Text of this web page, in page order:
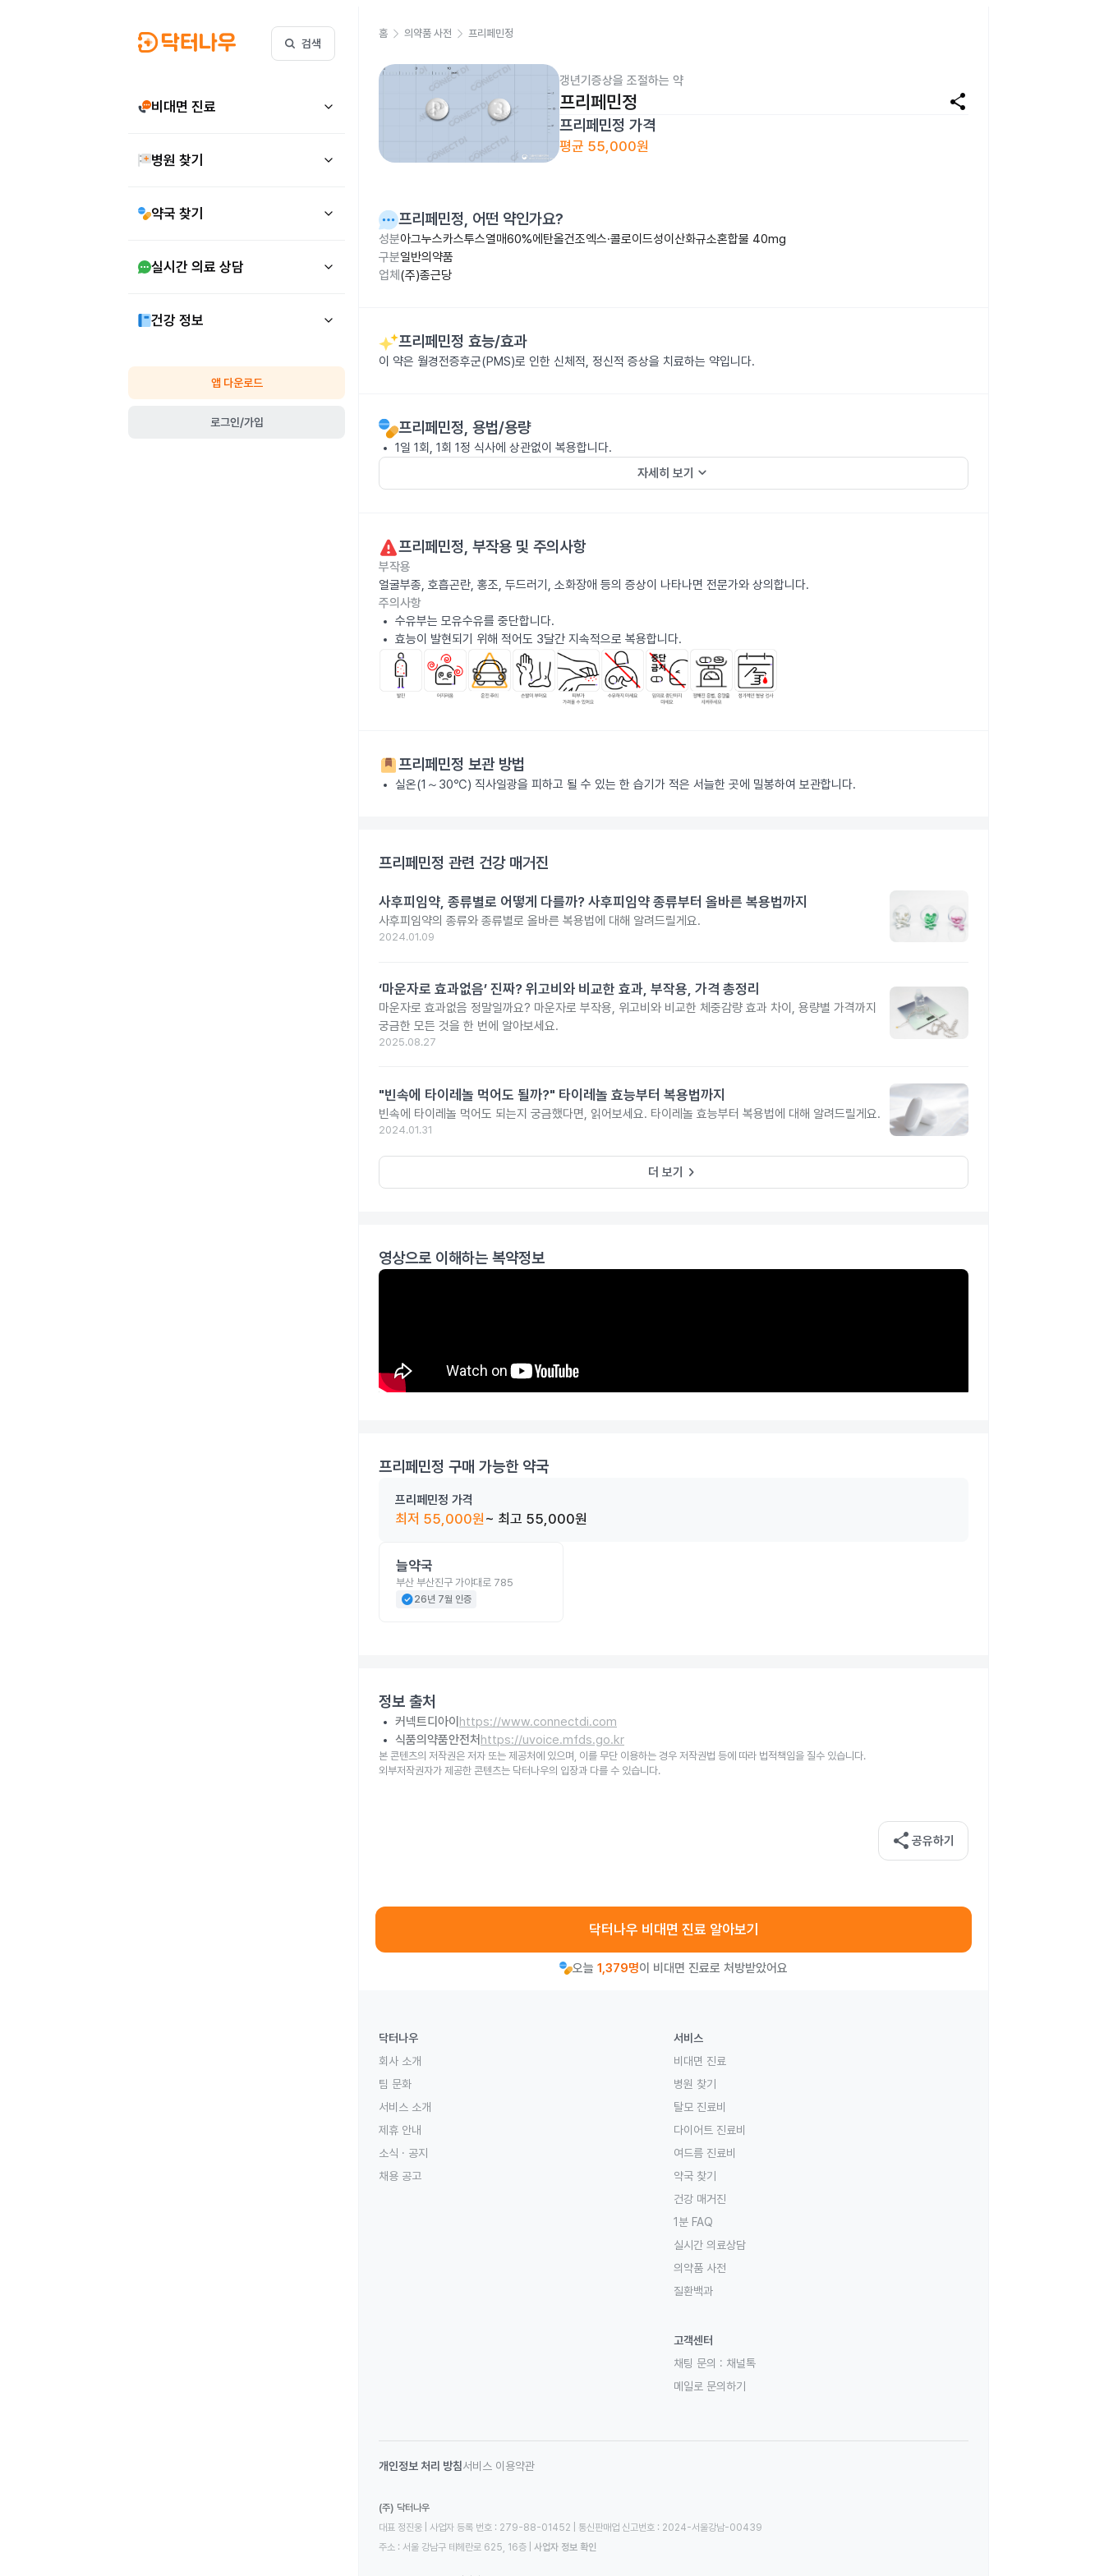
검색
비대면 진료
병원 찾기
약국 찾기
실시간 의료 상담
건강 정보
앱 다운로드
로그인/가입
홈 의약품 사전 프리페민정
갱년기증상을 조절하는 약
프리페민정 share
프리페민정 가격
평균 55,000원
프리페민정, 어떤 약인가요?
성분아그누스카스투스열매60%에탄올건조엑스·콜로이드성이산화규소혼합물 40mg
구분일반의약품
업체 (주)종근당
프리페민정 효능/효과
이 약은 월경전증후군(PMS)로 인한 신체적, 정신적 증상을 치료하는 약입니다.
프리페민정, 용법/용량
1일 1회, 1회 1정 식사에 상관없이 복용합니다.
자세히 보기 keyboard_arrow_down
프리페민정, 부작용 및 주의사항
부작용
얼굴부종, 호흡곤란, 홍조, 두드러기, 소화장애 등의 증상이 나타나면 전문가와 상의합니다.
주의사항
수유부는 모유수유를 중단합니다.
효능이 발현되기 위해 적어도 3달간 지속적으로 복용합니다.
프리페민정 보관 방법
실온(1～30℃) 직사일광을 피하고 될 수 있는 한 습기가 적은 서늘한 곳에 밀봉하여 보관합니다.
프리페민정 관련 건강 매거진
사후피임약, 종류별로 어떻게 다를까? 사후피임약 종류부터 올바른 복용법까지
사후피임약의 종류와 종류별로 올바른 복용법에 대해 알려드릴게요.
2024.01.09
‘마운자로 효과없음’ 진짜? 위고비와 비교한 효과, 부작용, 가격 총정리
마운자로 효과없음 정말일까요? 마운자로 부작용, 위고비와 비교한 체중감량 효과 차이, 용량별 가격까지
궁금한 모든 것을 한 번에 알아보세요.
2025.08.27
"빈속에 타이레놀 먹어도 될까?" 타이레놀 효능부터 복용법까지
빈속에 타이레놀 먹어도 되는지 궁금했다면, 읽어보세요. 타이레놀 효능부터 복용법에 대해 알려드릴게요.
2024.01.31
더 보기 keyboard_arrow_right
영상으로 이해하는 복약정보
프리페민정 구매 가능한 약국
프리페민정 가격
최저 55,000원 ~ 최고 55,000원
늘약국
부산 부산진구 가야대로 785
check_circle26년 7월 인증
정보 출처
커넥트디아이 https://www.connectdi.com
식품의약품안전처 https://uvoice.mfds.go.kr
본 콘텐츠의 저작권은 저자 또는 제공처에 있으며, 이를 무단 이용하는 경우 저작권법 등에 따라 법적책임을 질수 있습니다.
외부저작권자가 제공한 콘텐츠는 닥터나우의 입장과 다를 수 있습니다.
share 공유하기
닥터나우 비대면 진료 알아보기
오늘 1,379명이 비대면 진료로 처방받았어요
닥터나우
회사 소개
팀 문화
서비스 소개
제휴 안내
소식 · 공지
채용 공고
서비스
비대면 진료
병원 찾기
탈모 진료비
다이어트 진료비
여드름 진료비
약국 찾기
건강 매거진
1분 FAQ
실시간 의료상담
의약품 사전
질환백과
고객센터
채팅 문의 : 채널톡
메일로 문의하기
개인정보 처리 방침서비스 이용약관
(주) 닥터나우
대표 정진웅 | 사업자 등록 번호 : 279-88-01452 | 통신판매업 신고번호 : 2024-서울강남-00439
주소 : 서울 강남구 테헤란로 625, 16층
사업자 정보 확인